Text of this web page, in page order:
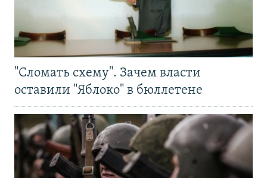
"Сломать схему". Зачем власти
оставили "Яблоко" в бюллетене